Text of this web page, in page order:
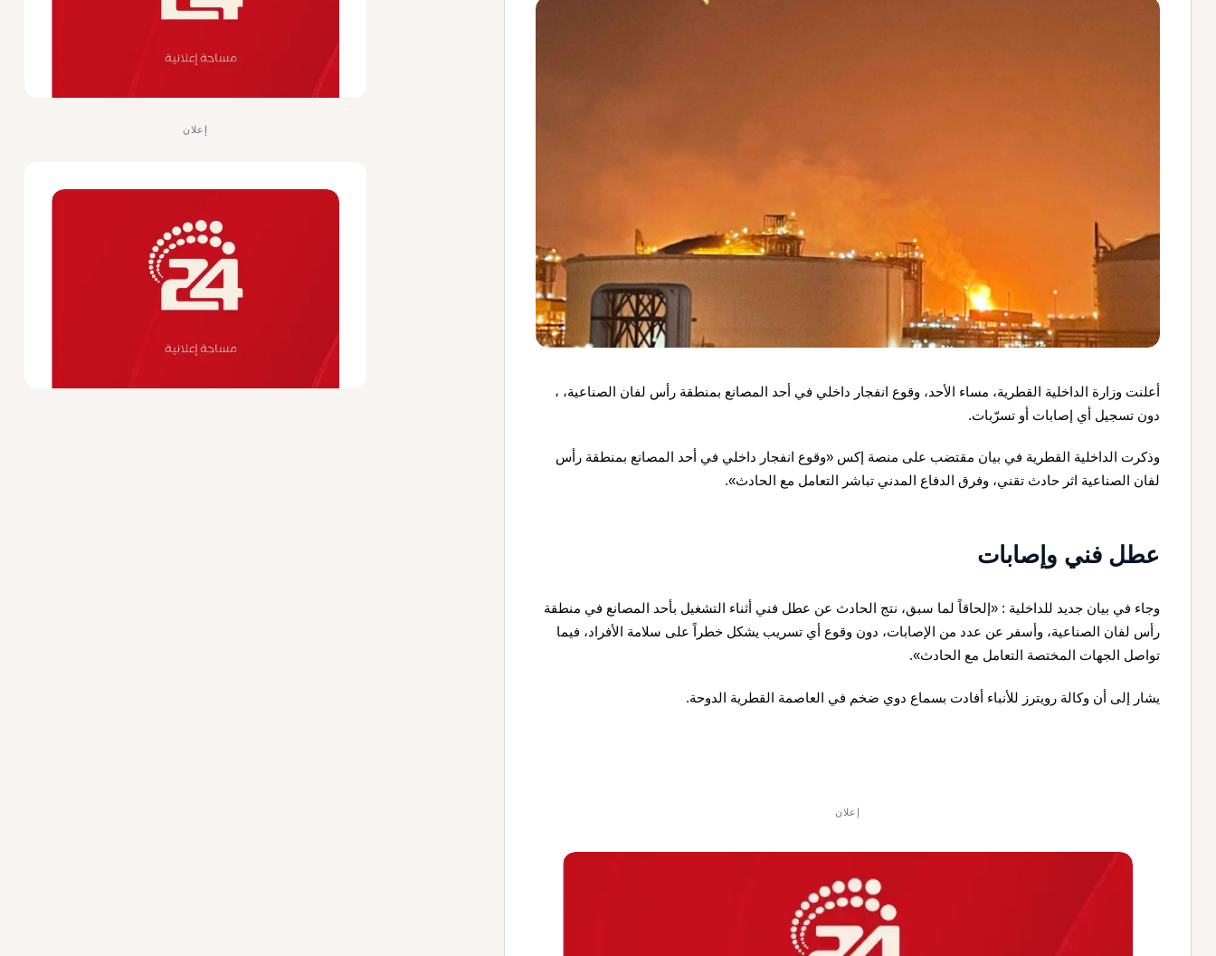
أعلنت وزارة الداخلية القطرية، مساء الأحد، وقوع انفجار داخلي في أحد المصانع بمنطقة رأس لفان الصناعية، ،
دون تسجيل أي إصابات أو تسرّبات.
وذكرت الداخلية القطرية في بيان مقتضب على منصة إكس «وقوع انفجار داخلي في أحد المصانع بمنطقة رأس
لفان الصناعية اثر حادث تقني، وفرق الدفاع المدني تباشر التعامل مع الحادث».
عطل فني وإصابات
وجاء في بيان جديد للداخلية : «إلحاقاً لما سبق، نتج الحادث عن عطل فني أثناء التشغيل بأحد المصانع في منطقة
رأس لفان الصناعية، وأسفر عن عدد من الإصابات، دون وقوع أي تسريب يشكل خطراً على سلامة الأفراد، فيما
تواصل الجهات المختصة التعامل مع الحادث».
يشار إلى أن وكالة رويترز للأنباء أفادت بسماع دوي ضخم في العاصمة القطرية الدوحة.
إعلان
إعلان